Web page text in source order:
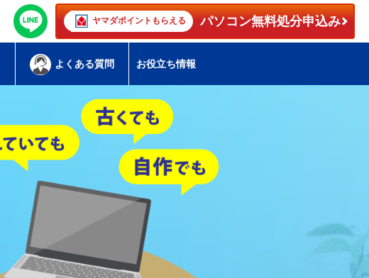
ヤマダポイントもらえる パソコン無料処分申込み
よくある質問 お役立ち情報